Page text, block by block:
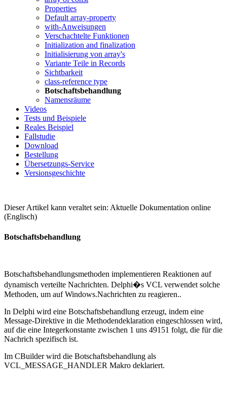
Properties
Default array-property
with-Anweisungen
Verschachtelte Funktionen
Initialization and finalization
Initialisierung von array's
Variante Teile in Records
Sichtbarkeit
class-reference type
Botschaftsbehandlung
Namensräume
Videos
Tests und Beispiele
Reales Beispiel
Fallstudie
Download
Bestellung
Übersetzungs-Service
Versionsgeschichte
Dieser Artikel kann veraltet sein: Aktuelle Dokumentation online
(Englisch)
Botschaftsbehandlung
Botschaftsbehandlungsmethoden implementieren Reaktionen auf
dynamisch verteilte Nachrichten. Delphi�s VCL verwendet solche
Methoden, um auf Windows.Nachrichten zu reagieren..
In Delphi wird eine Botschaftsbehandlung erzeugt, indem eine
Message-Direktive in die Methodendeklaration eingeschlossen wird,
auf die eine Integerkonstante zwischen 1 uns 49151 folgt, die für die
Nachrich spezifisch ist.
Im CBuilder wird die Botschaftsbehandlung als
VCL_MESSAGE_HANDLER Makro deklariert.